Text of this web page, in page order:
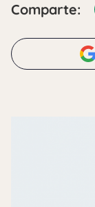
Comparte: